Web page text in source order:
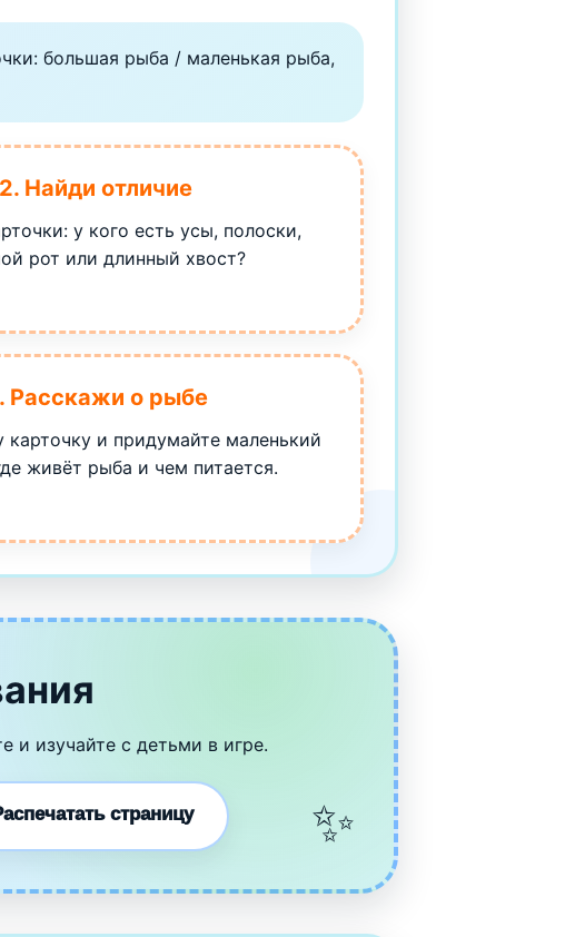
большая рыба / маленькая рыба,
2. Найди отличие
у кого есть усы, полоски,
рот или длинный хвост?
Расскажи о рыбе
карточку и придумайте маленький
живёт рыба и чем питается.
и изучайте с детьми в игре.
страницу